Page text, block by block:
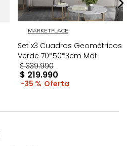
MARKETPLACE
Set x3 Cuadros Geométricos
Verde 70*50*3cm Mdf
$ 339.990
$ 219.990
35 %